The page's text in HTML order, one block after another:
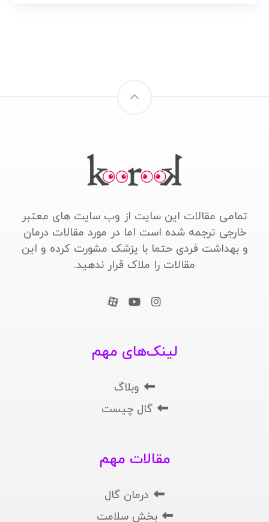
تمامی مقالات این سایت از وب سایت های معتبر
خارجی ترجمه شده است اما در مورد مقالات درمان
و بهداشت فردی حتما با پزشک مشورت کرده و این
مقالات را ملاک قرار ندهید.
لینک‌های مهم
وبلاگ
گال چیست
مقالات مهم
درمان گال
بخش سلامت